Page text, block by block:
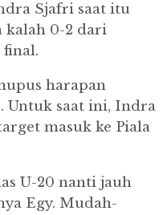
Sjafri saat itu
kalah 0-2 dari
final.
harapan
Untuk saat ini, Indra
masuk ke Piala
U-20 nanti jauh
Egy. Mudah-